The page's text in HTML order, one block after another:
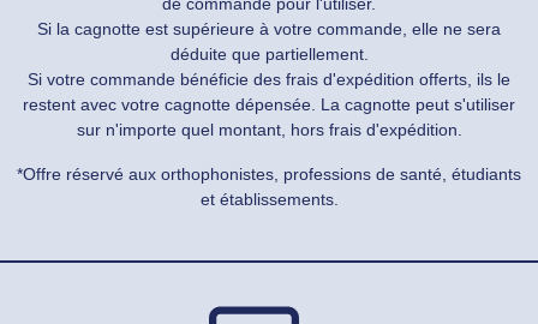
Si la cagnotte est supérieure à votre commande, elle ne sera
déduite que partiellement.
Si votre commande bénéficie des frais d'expédition offerts, ils le
restent avec votre cagnotte dépensée. La cagnotte peut s'utiliser
sur n'importe quel montant, hors frais d'expédition.
*Offre réservé aux orthophonistes, professions de santé, étudiants
et établissements.